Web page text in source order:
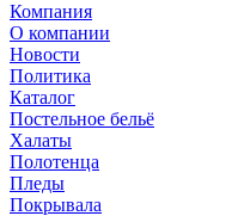
Компания
О компании
Новости
Политика
Каталог
Постельное бельё
Халаты
Полотенца
Пледы
Покрывала